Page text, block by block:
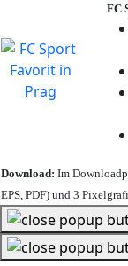
FC
Download: Im
EPS, PDF) und 3